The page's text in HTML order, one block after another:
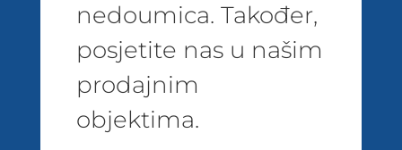
nedoumica. Također,
posjetite nas u našim
prodajnim
objektima.